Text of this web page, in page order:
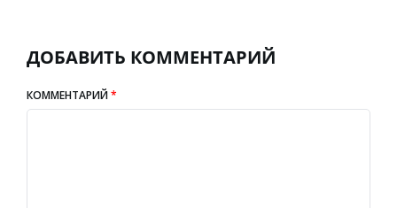
ДОБАВИТЬ КОММЕНТАРИЙ
КОММЕНТАРИЙ*